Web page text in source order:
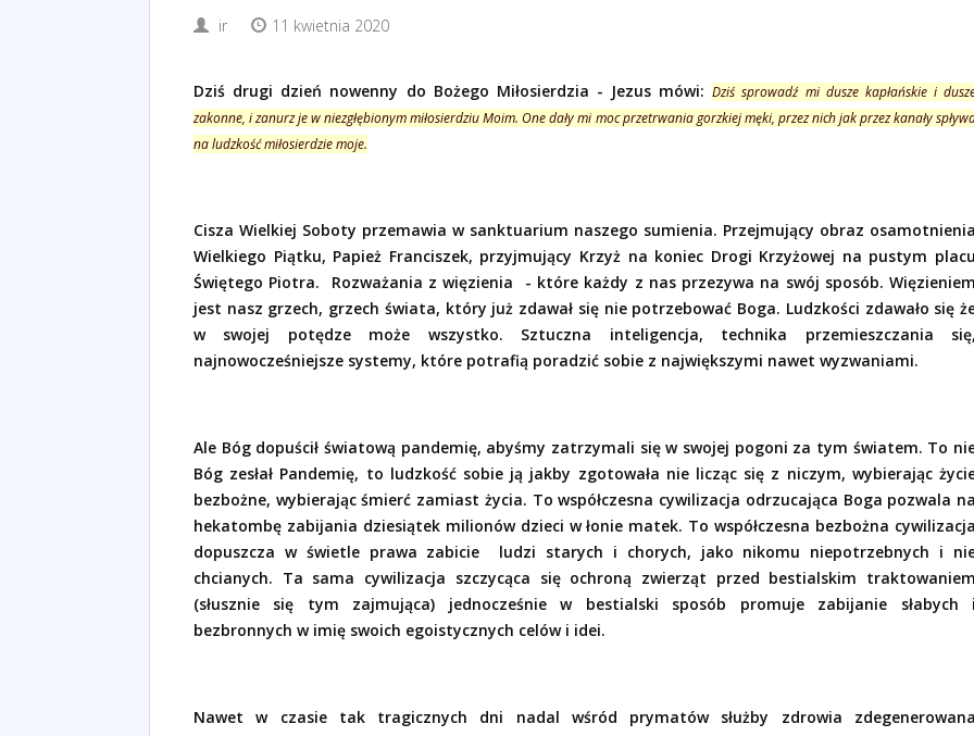
ir 11 kwietnia 2020
Dziś drugi dzień nowenny do Bożego Miłosierdzia - Jezus mówi:Dziś sprowadź mi dusze kapłańskie i
zakonne, i zanurz je w niezgłębionym miłosierdziu Moim. One dały mi moc przetrwania gorzkiej męki, przez nich jak przez kanały
na ludzkość miłosierdzie moje.
Cisza Wielkiej Soboty przemawia w sanktuarium naszego sumienia. Przejmujący obraz osamotnienia
Wielkiego Piątku, Papież Franciszek, przyjmujący Krzyż na koniec Drogi Krzyżowej na pustym placu
Świętego Piotra.
Rozważania z więzienia
- które każdy z nas przezywa na swój sposób. Więzieniem
jest nasz grzech, grzech świata, który już zdawał się nie potrzebować Boga. Ludzkości zdawało się
w swojej potędze może wszystko. Sztuczna inteligencja, technika przemieszczania się,
najnowocześniejsze systemy, które potrafią poradzić sobie z największymi nawet wyzwaniami.
Ale Bóg dopuścił światową pandemię, abyśmy zatrzymali się w swojej pogoni za tym światem. To
Bóg zesłał Pandemię, to ludzkość sobie ją jakby zgotowała nie licząc się z niczym, wybierając
bezbożne, wybierając śmierć zamiast życia. To współczesna cywilizacja odrzucająca Boga pozwala na
hekatombę zabijania dziesiątek milionów dzieci w łonie matek. To współczesna bezbożna cywilizacja
dopuszcza w świetle prawa zabicie
ludzi starych i chorych, jako nikomu niepotrzebnych i
chcianych. Ta sama cywilizacja szczycąca się ochroną zwierząt przed bestialskim traktowaniem
(słusznie się tym zajmująca) jednocześnie w bestialski sposób promuje zabijanie słabych i
bezbronnych w imię swoich egoistycznych celów i idei.
Nawet w czasie tak tragicznych dni nadal wśród prymatów służby zdrowia zdegenerowana